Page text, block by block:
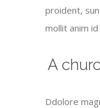
proident,
mollit anim
A
Ddolore